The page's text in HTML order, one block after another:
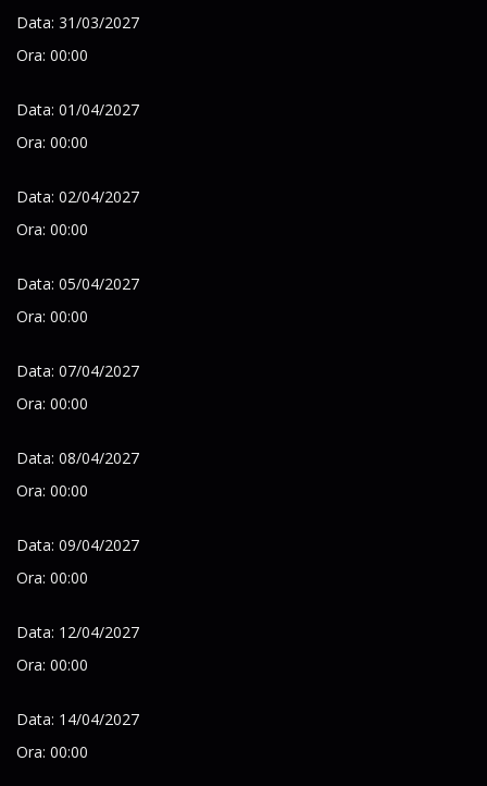
Data: 31/03/2027
Ora: 00:00
Data: 01/04/2027
Ora: 00:00
Data: 02/04/2027
Ora: 00:00
Data: 05/04/2027
Ora: 00:00
Data: 07/04/2027
Ora: 00:00
Data: 08/04/2027
Ora: 00:00
Data: 09/04/2027
Ora: 00:00
Data: 12/04/2027
Ora: 00:00
Data: 14/04/2027
Ora: 00:00